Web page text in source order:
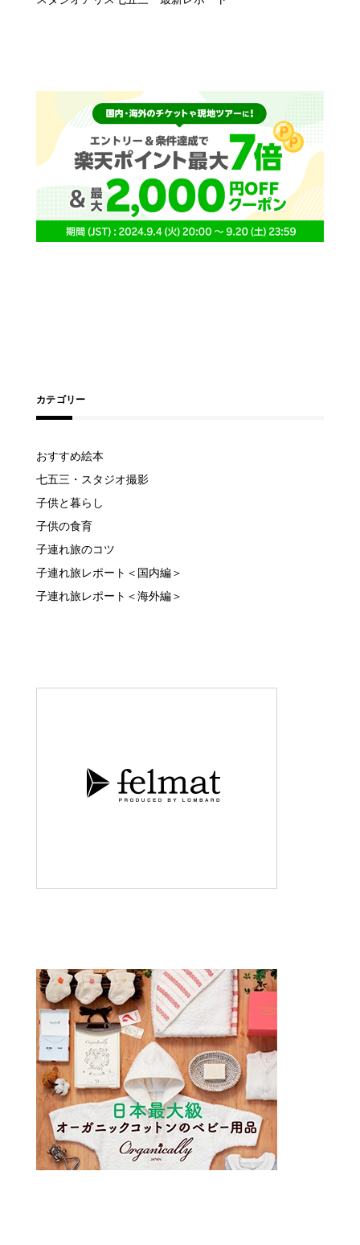
カテゴリー
おすすめ絵本
七五三・スタジオ撮影
子供と暮らし
子供の食育
子連れ旅のコツ
子連れ旅レポート＜国内編＞
子連れ旅レポート＜海外編＞